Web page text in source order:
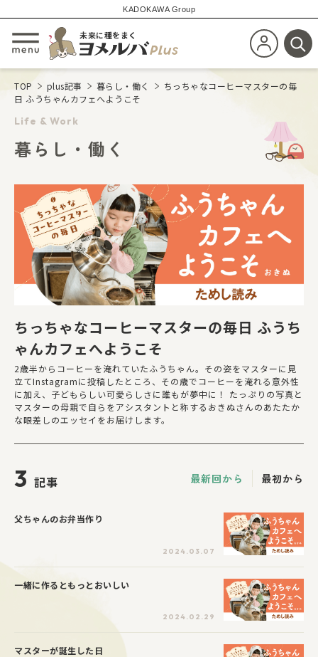
KADOKAWA Group
メニューを開閉する
未来に種をまく
新規会員登
検
TOP plus記事 暮らし・働く
ちっちゃなコーヒーマスターの毎
日 ふうちゃんカフェへようこそ
Life & Work
暮らし・働く
ちっちゃなコーヒーマスターの毎日 ふうち
ゃんカフェへようこそ
2歳半からコーヒーを淹れていたふうちゃん。その姿をマスターに見
立てInstagramに投稿したところ、その歳でコーヒーを淹れる意外性
に加え、子どもらしい可愛らしさに誰もが夢中に！ たっぷりの写真と
マスターの母親で自らをアシスタントと称するおきぬさんのあたたか
な眼差しのエッセイをお届けします。
3 記事 最新回から 最初から
父ちゃんのお弁当作り
2024.03.07
一緒に作るともっとおいしい
2024.02.29
マスターが誕生した日